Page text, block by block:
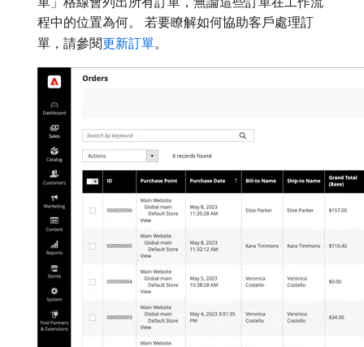
程中的位置為何。 若要瞭解如何協助客戶處理訂
單，請參閱更新訂單。